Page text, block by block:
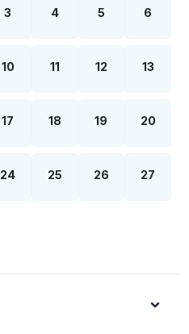
3 4 5 6
10 11 12 13
17 18 19 20
24 25 26 27